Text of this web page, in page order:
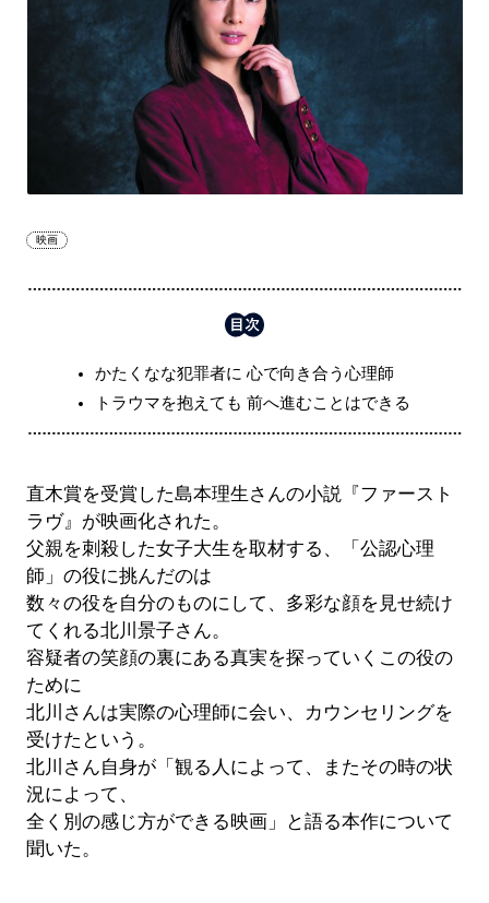
映画
かたくなな犯罪者に 心で向き合う心理師
トラウマを抱えても 前へ進むことはできる
直木賞を受賞した島本理生さんの小説『ファースト
ラヴ』が映画化された。
父親を刺殺した女子大生を取材する、「公認心理
師」の役に挑んだのは
数々の役を自分のものにして、多彩な顔を見せ続け
てくれる北川景子さん。
容疑者の笑顔の裏にある真実を探っていくこの役の
ために
北川さんは実際の心理師に会い、カウンセリングを
受けたという。
北川さん自身が「観る人によって、またその時の状
況によって、
全く別の感じ方ができる映画」と語る本作について
聞いた。